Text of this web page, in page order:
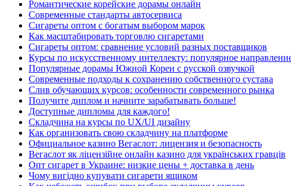
Романтические корейские дорамы онлайн
Современные стандарты автосервиса
Сигареты оптом с богатым выбором марок
Как масштабировать торговлю сигаретами
Сигареты оптом: сравнение условий разных поставщиков
Курсы по искусственному интеллекту: популярное
Популярные дорамы Южной Кореи с русской озвучкой
Современные подходы к сохранению собственного сустава
Слив обучающих курсов: особенности современного рынка
Получите диплом и начните зарабатывать больше!
Доступные дипломы для каждого!
Складчина на курсы по UX/UI дизайну
Как организовать свою складчину на платформе
Официальное казино Вегаслот: лицензия и безопасность
Вегаслот як ліцензійне онлайн казино для українських гравців
Опт сигарет в Украине: низкие цены + доставка в день
Чому вигідно купувати сигарети ящиком